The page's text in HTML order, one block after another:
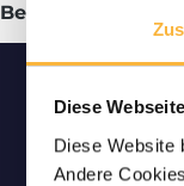
Diese
Diese Website
Andere
Beschrijving